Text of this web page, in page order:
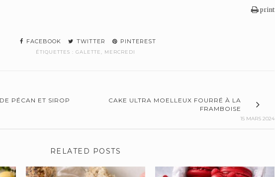
print
FACEBOOK TWITTER PINTEREST
ÉTIQUETTES : GALETTE MERCREDI
PÉCAN ET SIROP
CAKE ULTRA MOELLEUX FOURRÉ À LA
FRAMBOISE
15 MARS 2024
RELATED POSTS